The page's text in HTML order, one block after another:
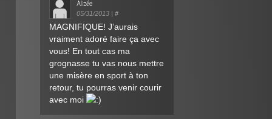
Alizée
05/31/2013 #
MAGNIFIQUE! J’aurais
vraiment adoré faire ça avec
vous! En tout cas ma
grognasse tu vas nous mettre
une misère en sport à ton
retour, tu pourras venir courir
avec moi